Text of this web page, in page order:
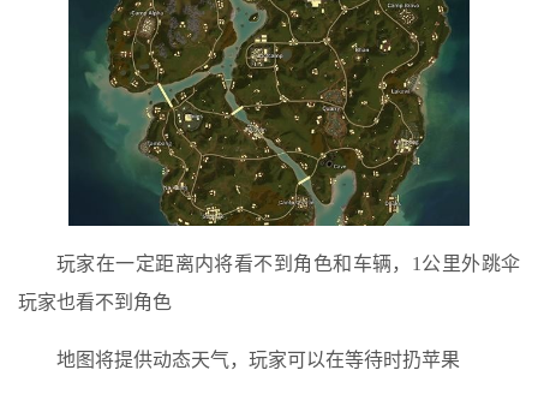
玩家在一定距离内将看不到角色和车辆，1公里外跳伞
玩家也看不到角色
地图将提供动态天气，玩家可以在等待时扔苹果